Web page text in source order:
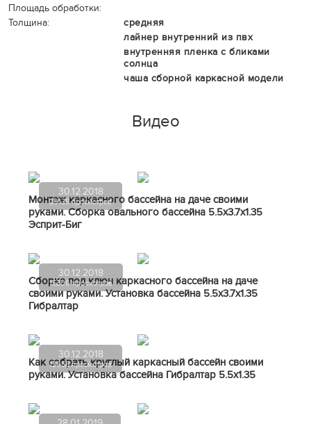
Площадь обработки:
Толщина:
средняя
лайнер внутренний из пвх
внутренняя пленка с бликами
солнца
чаша сборной каркасной модели
Видео
30.12.2018
29135 просмотров
Монтаж каркасного бассейна на даче своими
руками. Сборка овального бассейна 5.5х3.7х1.35
Эсприт-Биг
30.12.2018
15306 просмотров
Сборка под ключ каркасного бассейна на даче
своими руками. Установка бассейна 5.5х3.7х1.35
Гибралтар
30.12.2018
13658 просмотров
Как собрать круглый каркасный бассейн своими
руками. Установка бассейна Гибралтар 5.5х1.35